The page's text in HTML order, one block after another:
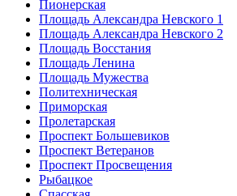
Пионерская
Площадь Александра Невского 1
Площадь Александра Невского 2
Площадь Восстания
Площадь Ленина
Площадь Мужества
Политехническая
Приморская
Пролетарская
Проспект Большевиков
Проспект Ветеранов
Проспект Просвещения
Рыбацкое